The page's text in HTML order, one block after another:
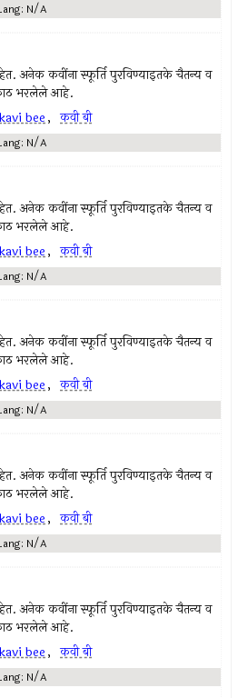
N/A
अनेक कवींना स्फूर्ति पुरविण्याइतके चैतन्य व
भरलेले आहे.
kavi bee, कवी बी
N/A
अनेक कवींना स्फूर्ति पुरविण्याइतके चैतन्य व
भरलेले आहे.
kavi bee, कवी बी
N/A
अनेक कवींना स्फूर्ति पुरविण्याइतके चैतन्य व
भरलेले आहे.
kavi bee, कवी बी
N/A
अनेक कवींना स्फूर्ति पुरविण्याइतके चैतन्य व
भरलेले आहे.
kavi bee, कवी बी
N/A
अनेक कवींना स्फूर्ति पुरविण्याइतके चैतन्य व
भरलेले आहे.
kavi bee, कवी बी
N/A